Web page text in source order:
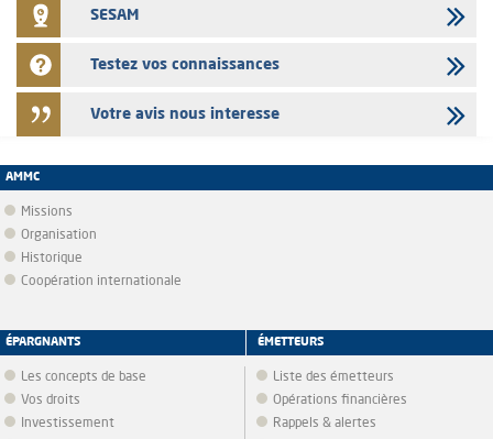
SESAM
Testez vos connaissances
Votre avis nous interesse
AMMC
Missions
Organisation
Historique
Coopération internationale
ÉPARGNANTS
Les concepts de base
Vos droits
Investissement
ÉMETTEURS
Liste des émetteurs
Opérations financières
Rappels & alertes